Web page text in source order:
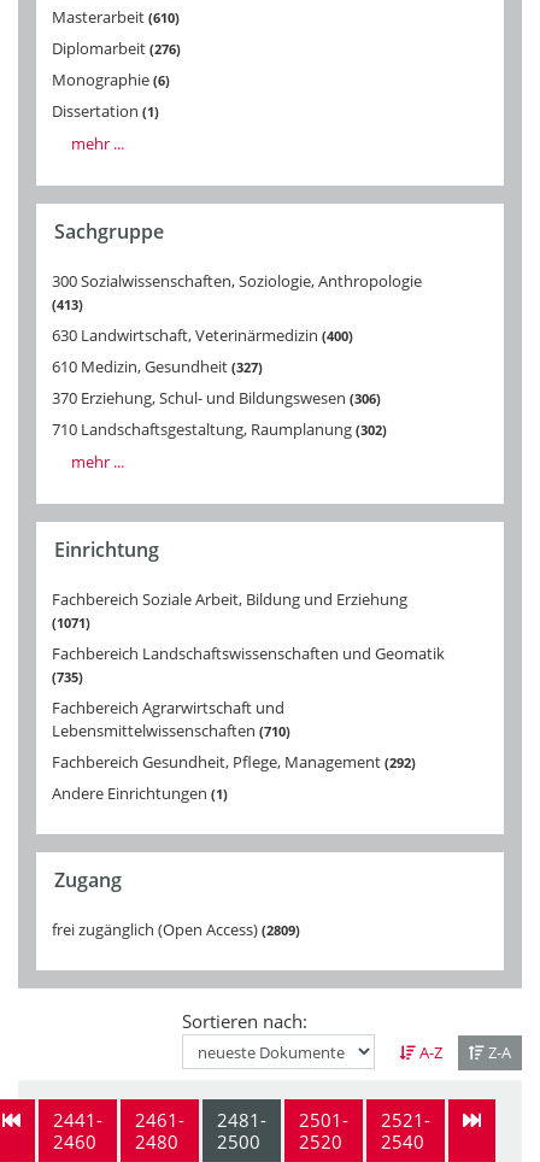
Masterarbeit 610
Diplomarbeit 276
Monographie 6
Dissertation 1
mehr ...
Sachgruppe
300 Sozialwissenschaften, Soziologie, Anthropologie
413
630 Landwirtschaft, Veterinärmedizin 400
610 Medizin, Gesundheit 327
370 Erziehung, Schul- und Bildungswesen 306
710 Landschaftsgestaltung, Raumplanung 302
mehr ...
Einrichtung
Fachbereich Soziale Arbeit, Bildung und Erziehung
1071
Fachbereich Landschaftswissenschaften und Geomatik
735
Fachbereich Agrarwirtschaft und
Lebensmittelwissenschaften 710
Fachbereich Gesundheit, Pflege, Management 292
Andere Einrichtungen 1
Zugang
frei zugänglich (Open Access) 2809
Sortieren nach:
A-Z Z-A
2441-
2460
2461-
2480
2481-
2500
2501-
2520
2521-
2540